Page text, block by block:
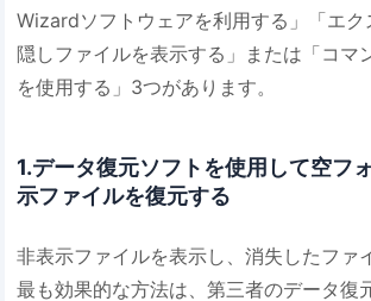
Wizardソフトウェアを利用する」「エク
隠しファイルを表示する」または「コマ
を使用する」3つがあります。
1.データ復元ソフトを使用して空フ
示ファイルを復元する​​
非表示ファイルを表示し、消失したファ
最も効果的な方法は、第三者のデータ復